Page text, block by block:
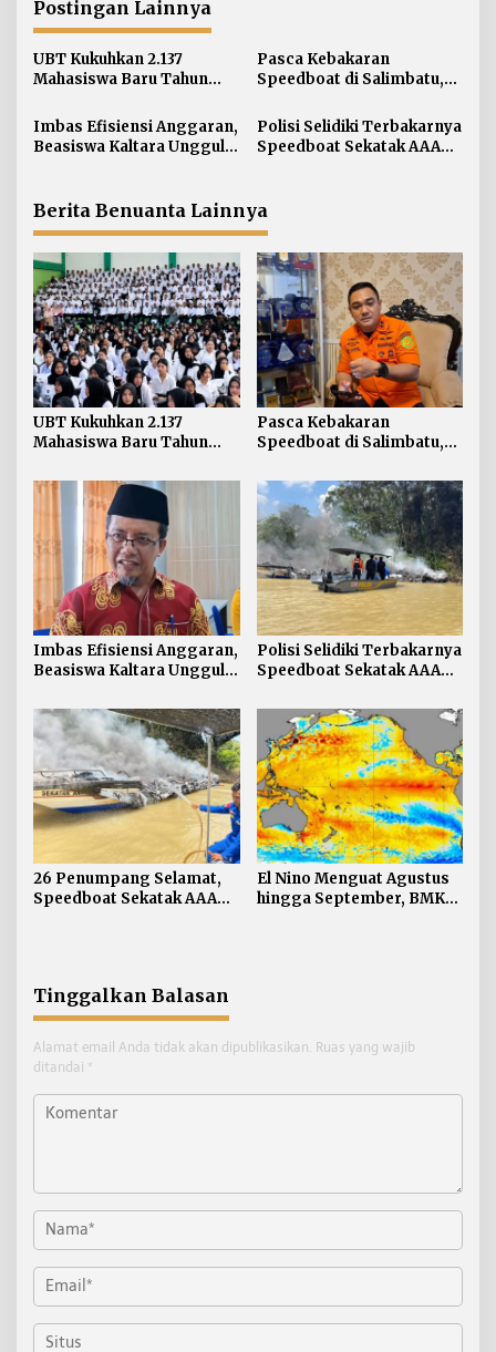
a
s
i
p
o
s
Postingan Lainnya
UBT Kukuhkan 2.137
Mahasiswa Baru Tahun
Pasca Kebakaran
Speedboat di Salimbatu,
Pentingnya Standar
Keselamatan
Imbas Efisiensi Anggaran,
Beasiswa Kaltara Unggul
Polisi Selidiki Terbakarnya
Speedboat Sekatak AAA
Berita Benuanta Lainnya
UBT Kukuhkan 2.137
Mahasiswa Baru Tahun
Pasca Kebakaran
Speedboat di Salimbatu,
Pentingnya Standar
Keselamatan
Imbas Efisiensi Anggaran,
Beasiswa Kaltara Unggul
Skema
Polisi Selidiki Terbakarnya
Speedboat Sekatak AAA
Diduga dari Genset
26 Penumpang Selamat,
Speedboat Sekatak AAA
El Nino Menguat Agustus
hingga September, BMKG:
Tinggalkan Balasan
Alamat email Anda tidak akan dipublikasikan. Ruas yang wajib
ditandai *